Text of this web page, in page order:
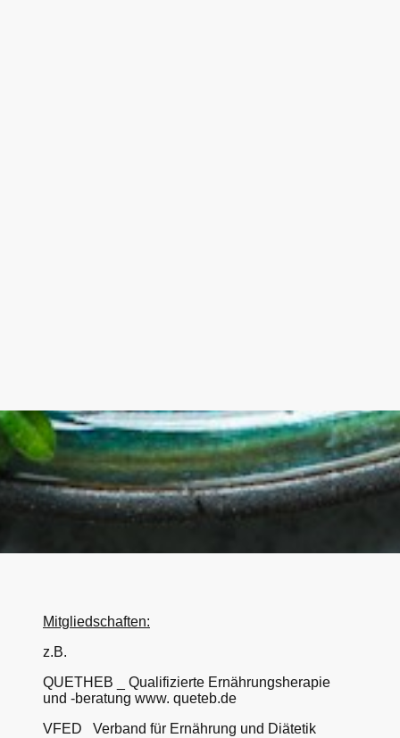
Mitgliedschaften:
z.B.
QUETHEB _ Qualifizierte Ernährungsherapie
und -beratung www. queteb.de
VFED Verband für Ernährung und Diätetik